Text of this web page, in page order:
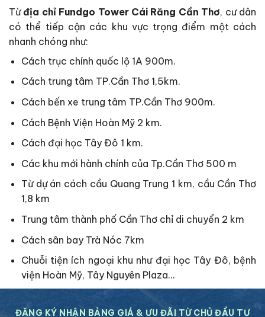
Từđịa chỉ Fundgo Tower Cái Răng Cần Thơ, cư dân
có thể tiếp cận các khu vực trọng điểm một cách
nhanh chóng như:
Cách trục chính quốc lộ 1A 900m.
Cách trung tâm TP.Cần Thơ 1,5km.
Cách bến xe trung tâm TP.Cần Thơ 900m.
Cách Bệnh Viện Hoàn Mỹ 2 km.
Cách đại học Tây Đô 1 km.
Các khu mới hành chính của Tp.Cần Thơ 500 m
Từ dự án cách cầu Quang Trung 1 km, cầu Cần Thơ
1,8 km
Trung tâm thành phố Cần Thơ chỉ di chuyển 2 km
Cách sân bay Trà Nóc 7km
Chuỗi tiện ích ngoại khu như đại học Tây Đô, bệnh
viện Hoàn Mỹ, Tây Nguyên Plaza…
ĐĂNG KÝ NHẬN BẢNG GIÁ & ƯU ĐÃI TỪ CHỦ ĐẦU TƯ